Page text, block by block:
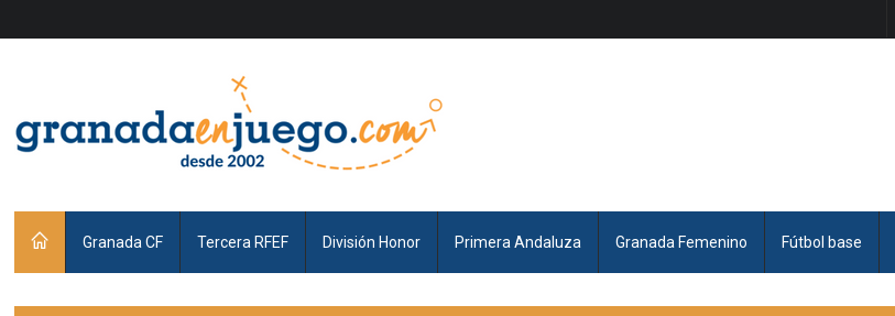
Granada CF Tercera RFEF División Honor Primera Andaluza Granada Femenino Fútbol base